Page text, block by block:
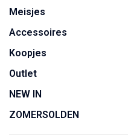
Meisjes
Accessoires
Koopjes
Outlet
NEW IN
ZOMERSOLDEN